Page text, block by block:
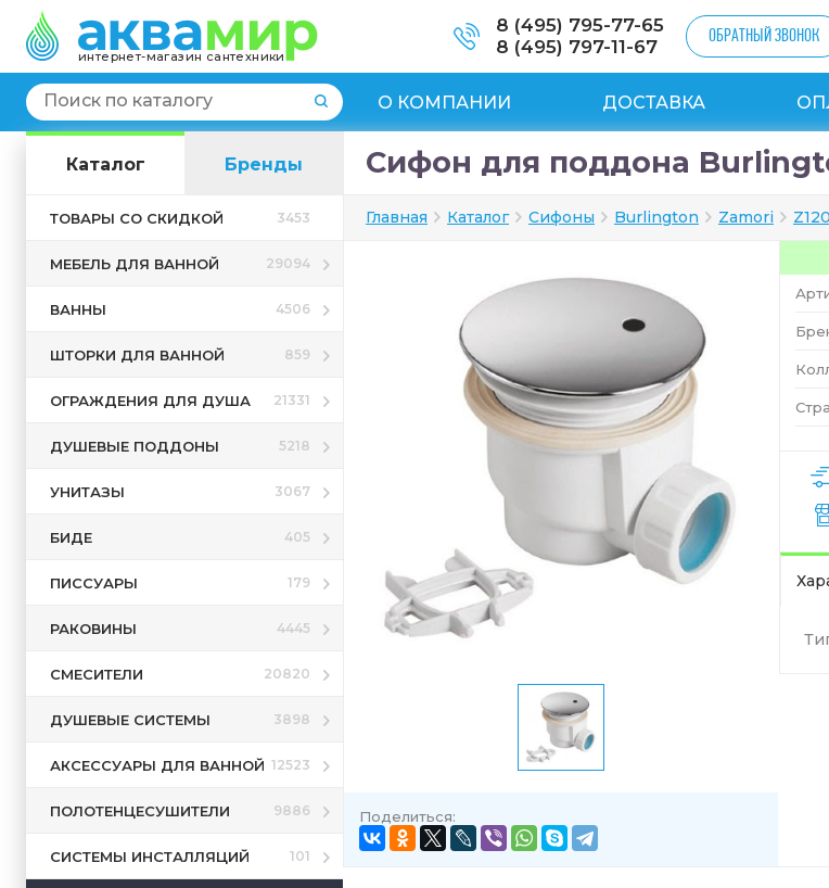
интернет-магазин сантехники
8 (495) 795-77-65
8 (495) 797-11-67
ОБРАТНЫЙ ЗВОНОК
О КОМПАНИИ ДОСТАВКА
Каталог Бренды
ТОВАРЫ СО СКИДКОЙ 3453
МЕБЕЛЬ ДЛЯ ВАННОЙ 29094
ВАННЫ 4506
ШТОРКИ ДЛЯ ВАННОЙ 859
ОГРАЖДЕНИЯ ДЛЯ ДУША 21331
ДУШЕВЫЕ ПОДДОНЫ 5218
УНИТАЗЫ 3067
БИДЕ 405
ПИССУАРЫ 179
РАКОВИНЫ 4445
СМЕСИТЕЛИ 20820
ДУШЕВЫЕ СИСТЕМЫ 3898
АКСЕССУАРЫ ДЛЯ ВАННОЙ 12523
ПОЛОТЕНЦЕСУШИТЕЛИ 9886
СИСТЕМЫ ИНСТАЛЛЯЦИЙ 101
Сифон для поддона
Главная Каталог Сифоны Burlington Zamori
Поделиться: